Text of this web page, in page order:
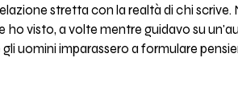
stretta con la realtà di chi scrive.
ho visto, a volte mentre guidavo su
uomini imparassero a formulare